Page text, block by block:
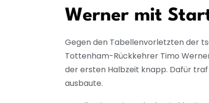
Werner mit
Gegen den Tabellenvorletzten der
Tottenham-Rückkehrer Timo
der ersten Halbzeit knapp. Dafür traf
ausbaute.